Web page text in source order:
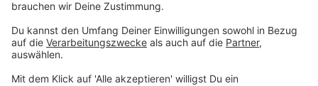
Anzeige